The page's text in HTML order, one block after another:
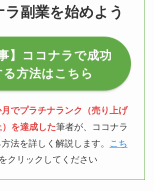
ラ副業を始めよう
】ココナラで成功
方法はこちら
でプラチナランク（売り上げ
を達成した筆者が、ココナラ
法を詳しく解説します。 こち
をクリックしてください